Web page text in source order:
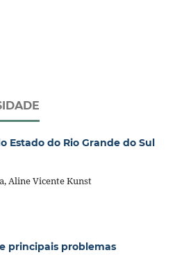
Estado do Rio Grande do Sul
Aline Vicente Kunst
principais problemas